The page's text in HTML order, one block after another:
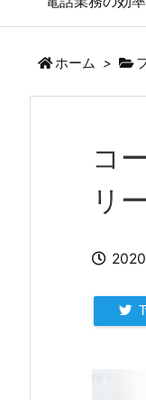
ホーム >
コ
リ